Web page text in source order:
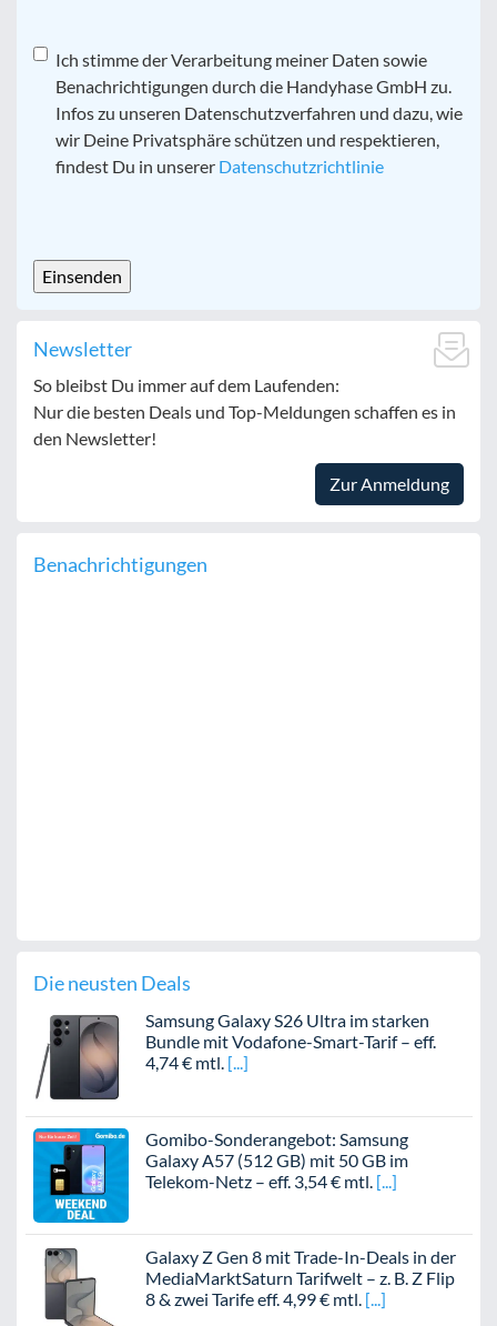
Datenschutz*
Ich stimme der Verarbeitung meiner Daten sowie
Benachrichtigungen durch die Handyhase GmbH zu.
Infos zu unseren Datenschutzverfahren und dazu, wie
wir Deine Privatsphäre schützen und respektieren,
findest Du in unserer Datenschutzrichtlinie
Newsletter
So bleibst Du immer auf dem Laufenden:
Nur die besten Deals und Top-Meldungen schaffen es in
den Newsletter!
Zur Anmeldung
Benachrichtigungen
Die neusten Deals
Samsung Galaxy S26 Ultra im starken
Bundle mit Vodafone-Smart-Tarif – eff.
4,74 € mtl.
Gomibo-Sonderangebot: Samsung
Galaxy A57 (512 GB) mit 50 GB im
Telekom-Netz – eff. 3,54 € mtl.
Galaxy Z Gen 8 mit Trade-In-Deals in der
MediaMarktSaturn Tarifwelt – z. B. Z Flip
8 & zwei Tarife eff. 4,99 € mtl.